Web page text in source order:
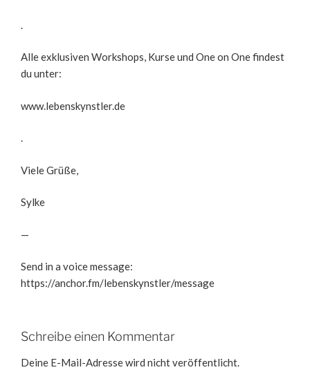
Alle exklusiven Workshops, Kurse und One on One findest
du unter:
www.lebenskynstler.de
.
Viele Grüße,
Sylke
—
Send in a voice message:
https://anchor.fm/lebenskynstler/message
Schreibe einen Kommentar
Deine E-Mail-Adresse wird nicht veröffentlicht.